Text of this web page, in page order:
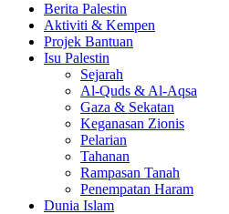
Berita Palestin
Aktiviti & Kempen
Projek Bantuan
Isu Palestin
Sejarah
Al-Quds & Al-Aqsa
Gaza & Sekatan
Keganasan Zionis
Pelarian
Tahanan
Rampasan Tanah
Penempatan Haram
Dunia Islam